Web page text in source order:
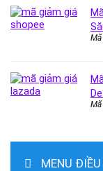
Mã
Mã
MENU